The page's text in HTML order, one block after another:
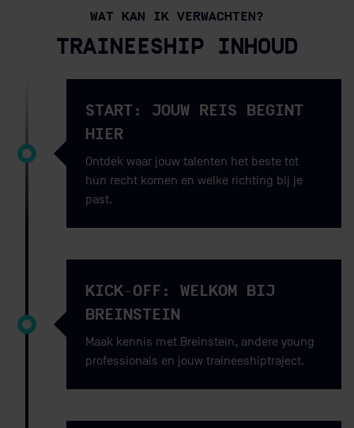
WAT KAN IK VERWACHTEN?
TRAINEESHIP INHOUD
START: JOUW REIS BEGINT
HIER
Ontdek waar jouw talenten het beste tot
hun recht komen en welke richting bij je
past.
KICK-OFF: WELKOM BIJ
BREINSTEIN
Maak kennis met Breinstein, andere young
professionals en jouw traineeshiptraject.